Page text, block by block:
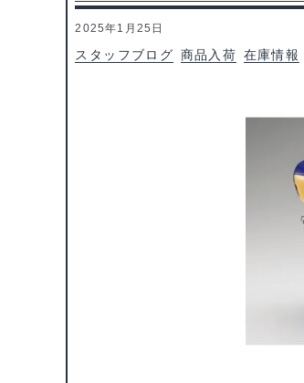
2025年1月25日
スタッフブログ 商品入荷 在庫情報